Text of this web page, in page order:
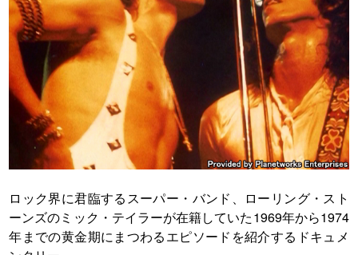
ロック界に君臨するスーパー・バンド、ローリング・スト
ーンズのミック・テイラーが在籍していた1969年から1974
年までの黄金期にまつわるエピソードを紹介するドキュメ